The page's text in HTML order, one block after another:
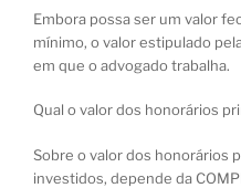
Embora possa ser um valor
mínimo, o valor estipulado
em que o advogado trabalha.
Qual o valor dos honorários
Sobre o valor dos honorários
investidos, depende da